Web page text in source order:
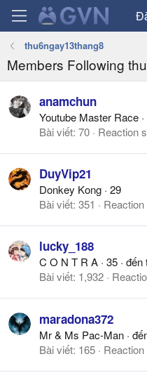
thu6ngay13thang8
Members Following
anamchun
Youtube Master Race ·
Bài viết 70 Reaction
DuyVip21
Donkey Kong · 29
Bài viết 351
lucky_188
C O N T R A · 35 · đến
Bài viết 1,932
maradona372
Mr & Ms Pac-Man ·
Bài viết 165